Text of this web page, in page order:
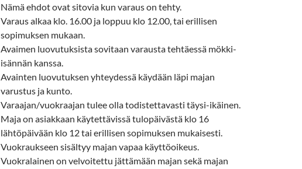
Nämä ehdot ovat sitovia kun varaus on tehty.
Varaus alkaa klo. 16.00 ja loppuu klo 12.00, tai erillisen
sopimuksen mukaan.
Avaimen luovutuksista sovitaan varausta tehtäessä mökki-
isännän kanssa.
Avainten luovutuksen yhteydessä käydään läpi majan
varustus ja kunto.
Varaajan/vuokraajan tulee olla todistettavasti täysi-ikäinen.
Maja on asiakkaan käytettävissä tulopäivästä klo 16
lähtöpäivään klo 12 tai erillisen sopimuksen mukaisesti.
Vuokraukseen sisältyy majan vapaa käyttöoikeus.
Vuokralainen on velvoitettu jättämään majan sekä majan